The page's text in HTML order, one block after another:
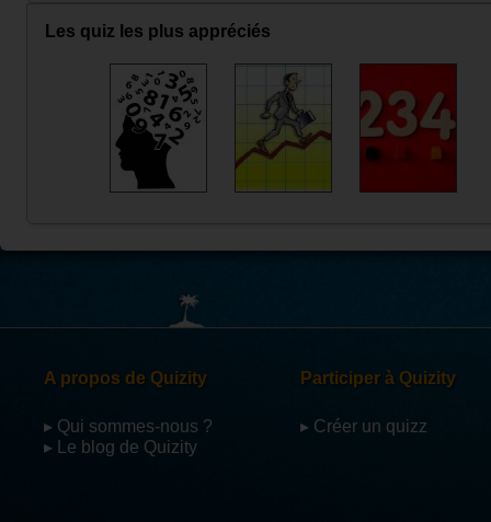
Les quiz les plus appréciés
A propos de Quizity
▸ Qui sommes-nous ?
▸ Le blog de Quizity
Participer à Quizity
▸ Créer un quizz